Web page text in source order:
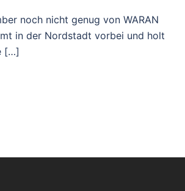
noch nicht genug von WARAN
in der Nordstadt vorbei und holt
[…]